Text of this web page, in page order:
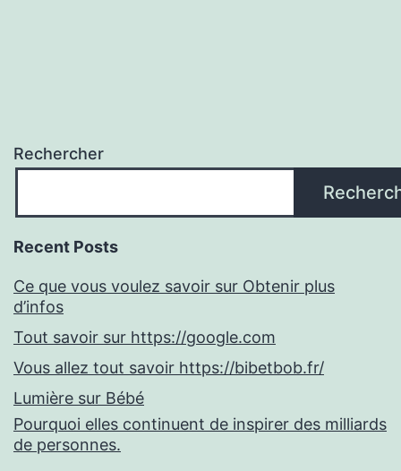
Rechercher
Recent Posts
Ce que vous voulez savoir sur Obtenir plus
d’infos
Tout savoir sur https://google.com
Vous allez tout savoir https://bibetbob.fr/
Lumière sur Bébé
Pourquoi elles continuent de inspirer des milliards
de personnes.